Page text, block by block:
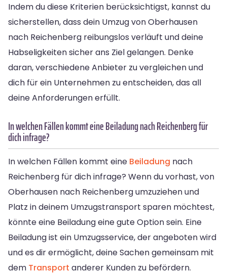
Indem du diese Kriterien berücksichtigst, kannst du
sicherstellen, dass dein Umzug von Oberhausen
nach Reichenberg reibungslos verläuft und deine
Habseligkeiten sicher ans Ziel gelangen. Denke
daran, verschiedene Anbieter zu vergleichen und
dich für ein Unternehmen zu entscheiden, das all
deine Anforderungen erfüllt.
In welchen Fällen kommt eine Beiladung nach Reichenberg für
dich infrage?
In welchen Fällen kommt eine Beiladung nach
Reichenberg für dich infrage? Wenn du vorhast, von
Oberhausen nach Reichenberg umzuziehen und
Platz in deinem Umzugstransport sparen möchtest,
könnte eine Beiladung eine gute Option sein. Eine
Beiladung ist ein Umzugsservice, der angeboten wird
und es dir ermöglicht, deine Sachen gemeinsam mit
dem Transport anderer Kunden zu befördern.